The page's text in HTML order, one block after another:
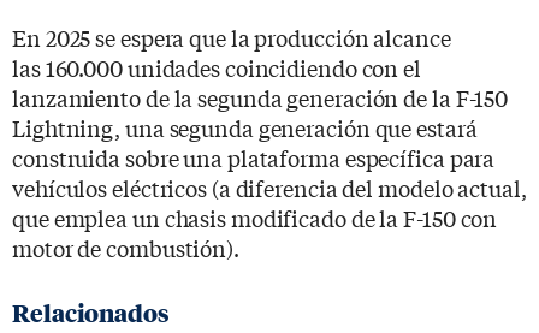
En 2025 se espera que la producción alcance
las 160.000 unidades coincidiendo con el
lanzamiento de la segunda generación de la F-150
Lightning, una segunda generación que estará
construida sobre una plataforma específica para
vehículos eléctricos (a diferencia del modelo actual,
que emplea un chasis modificado de la F-150 con
motor de combustión).